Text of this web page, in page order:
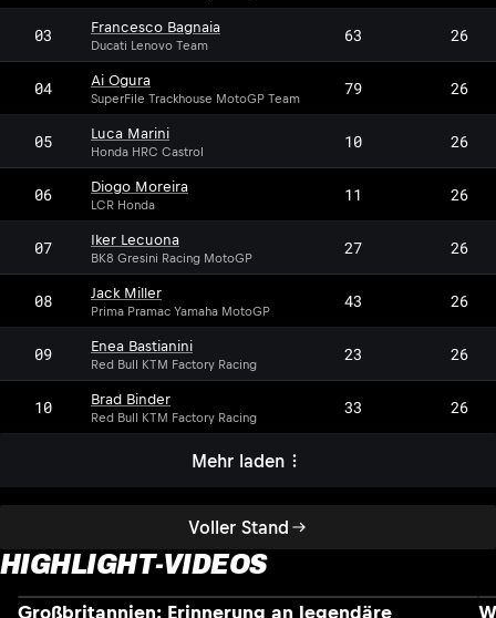
Voller Stand
03 Francesco Bagnaia
Ducati Lenovo Team 63 26
04 Ai Ogura
SuperFile Trackhouse MotoGP Team 79 26
05 Luca Marini
Honda HRC Castrol 10 26
06 Diogo Moreira
LCR Honda 11 26
07 Iker Lecuona
BK8 Gresini Racing MotoGP 27 26
08 Jack Miller
Prima Pramac Yamaha MotoGP 43 26
09 Enea Bastianini
Red Bull KTM Factory Racing 23 26
10 Brad Binder
Red Bull KTM Factory Racing 33 26
Mehr laden
HIGHLIGHT-VIDEOS
Großbritannien: Erinnerung an legendäre